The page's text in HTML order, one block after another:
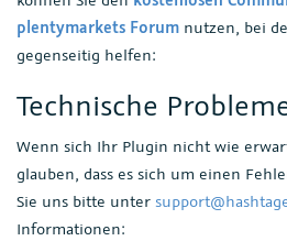
plentymarkets Forum nutzen, bei
gegenseitig helfen:
Technische
Wenn sich Ihr Plugin nicht wie
glauben, dass es sich um einen
Sie uns bitte unter
Informationen: